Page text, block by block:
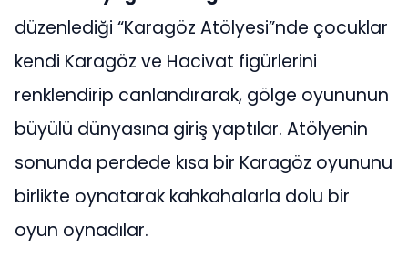
düzenlediği “Karagöz Atölyesi”nde çocuklar
kendi Karagöz ve Hacivat figürlerini
renklendirip canlandırarak, gölge oyununun
büyülü dünyasına giriş yaptılar. Atölyenin
sonunda perdede kısa bir Karagöz oyununu
birlikte oynatarak kahkahalarla dolu bir
oyun oynadılar.